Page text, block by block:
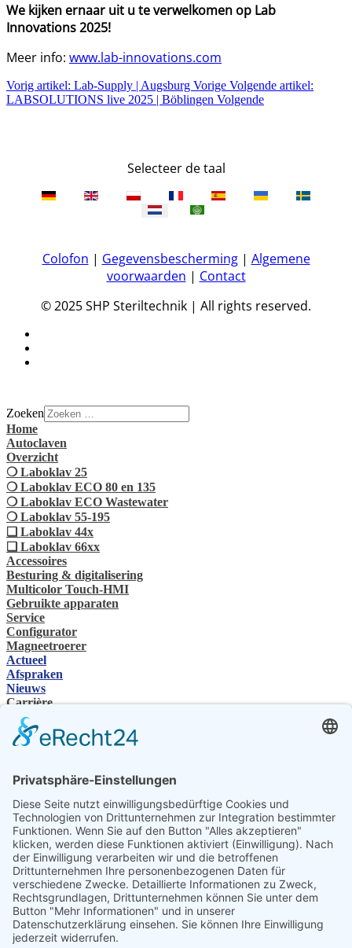
We kijken ernaar uit u te verwelkomen op Lab
Innovations 2025!
Meer info: www.lab-innovations.com
Vorig artikel: Lab-Supply | Augsburg Vorige Volgende artikel:
LABSOLUTIONS live 2025 | Böblingen Volgende
Selecteer de taal
Colofon | Gegevensbescherming| Algemene
voorwaarden | Contact
© 2025 SHP Steriltechnik | All rights reserved.
Zoeken
Home
Autoclaven
Overzicht
❍ Laboklav 25
❍ Laboklav ECO 80 en 135
❍ Laboklav ECO Wastewater
❍ Laboklav 55-195
❏ Laboklav 44x
❏ Laboklav 66xx
Accessoires
Besturing & digitalisering
Multicolor Touch-HMI
Gebruikte apparaten
Service
Configurator
Magneetroerer
Actueel
Afspraken
Nieuws
Carrière
SHP Groep
Bedrijvengroep
Contactpersoon
Vakhandelaar
SHP Vakkennis
SHP-downloads
Configurator
Selecteer de taal
DE
EN
PL